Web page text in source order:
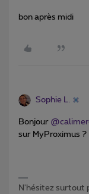
bon après midi
Sophie L.
Bonjour
sur MyProximus ?
N'hésitez surtout